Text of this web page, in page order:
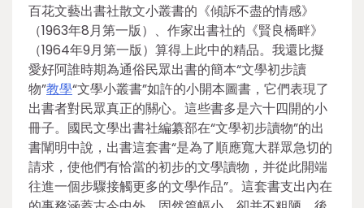
百花文藝出書社散文小叢書的《傾訴不盡的情感》
（1963年8月第一版）、作家出書社的《賢良橋畔》
（1964年9月第一版）算得上此中的精品。我還比擬
愛好阿誰時期為通俗民眾出書的簡本“文學初步讀
物”教學“文學小叢書”如許的小開本圖書，它們表現了
出書者對民眾真正的關心。這些書多是六十四開的小
冊子。國民文學出書社編纂部在“文學初步讀物”的出
書闡明中說，出書這套書“是為了順應寬大群眾急切的
請求，使他們有恰當的初步的文學讀物，并從此開端
往進一個步驟接觸更多的文學作品”。這套書支出內在